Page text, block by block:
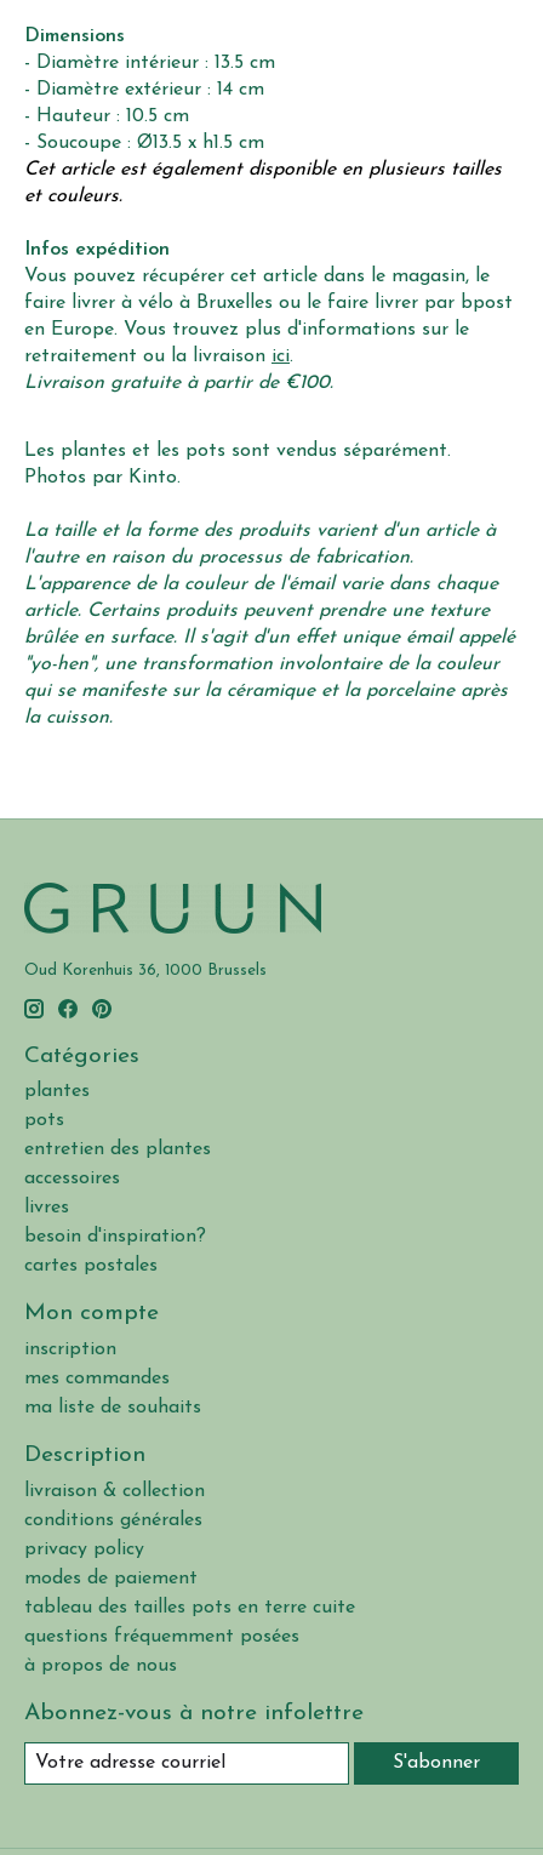
Dimensions
- Diamètre intérieur : 13.5 cm
- Diamètre extérieur : 14 cm
- Hauteur : 10.5 cm
- Soucoupe : Ø13.5 x h1.5 cm
Cet article est également disponible en plusieurs tailles
et couleurs.
Infos expédition
Vous pouvez récupérer cet article dans le magasin, le
faire livrer à vélo à Bruxelles ou le faire livrer par bpost
en Europe. Vous trouvez plus d'informations sur le
retraitement ou la livraison ici.
Livraison gratuite à partir de €100.
Les plantes et les pots sont vendus séparément.
Photos par Kinto.
La taille et la forme des produits varient d'un article à
l'autre en raison du processus de fabrication.
L'apparence de la couleur de l'émail varie dans chaque
article. Certains produits peuvent prendre une texture
brûlée en surface. Il s'agit d'un effet unique émail appelé
"yo-hen", une transformation involontaire de la couleur
qui se manifeste sur la céramique et la porcelaine après
la cuisson.
Oud Korenhuis 36, 1000 Brussels
Catégories
plantes
pots
entretien des plantes
accessoires
livres
besoin d'inspiration?
cartes postales
Mon compte
inscription
mes commandes
ma liste de souhaits
Description
livraison & collection
conditions générales
privacy policy
modes de paiement
tableau des tailles pots en terre cuite
questions fréquemment posées
à propos de nous
Abonnez-vous à notre infolettre
S'abonner